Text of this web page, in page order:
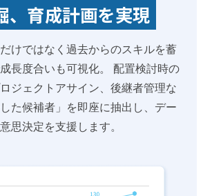
、育成計画を実現
けではなく過去からのスキルを蓄
長度合いも可視化。 配置検討時の
ジェクトアサイン、後継者管理な
た候補者」を即座に抽出し、デー
思決定を支援します。